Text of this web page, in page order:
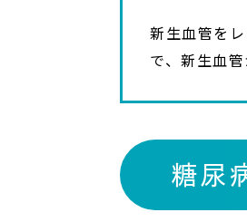
新生血管を
で、新生血
糖尿